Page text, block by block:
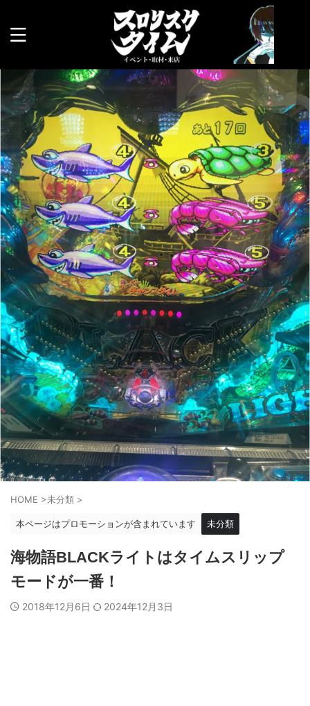
HOME >未分類 >
本ページはプロモーションが含まれています 未分類
海物語BLACKライトはタイムスリップ
モードが一番！
2018年12月6日 2024年12月3日